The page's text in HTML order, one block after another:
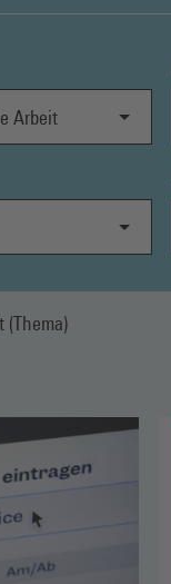
(Thema)